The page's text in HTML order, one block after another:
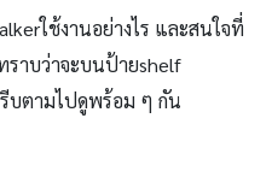
ใช้งานอย่างไร และสนใจที่
าบว่าจะบนป้ายshelf
บตามไปดูพร้อม ๆ กัน